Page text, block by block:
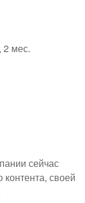
2 мес.
сейчас
своей